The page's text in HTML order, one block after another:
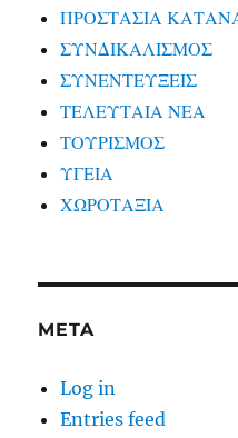
ΠΡΟΣΤΑΣΙΑ
ΣΥΝΔΙΚΑΛΙΣΜΟΣ
ΣΥΝΕΝΤΕΥΞΕΙΣ
ΤΕΛΕΥΤΑΙΑ ΝΕΑ
ΤΟΥΡΙΣΜΟΣ
ΥΓΕΙΑ
ΧΩΡΟΤΑΞΙΑ
META
Log in
Entries feed